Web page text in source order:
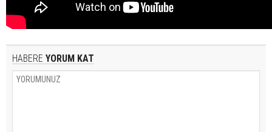
HABERE YORUM KAT